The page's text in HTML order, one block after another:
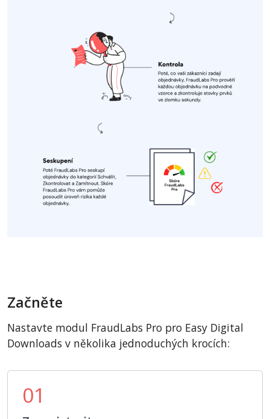
Začněte
Nastavte modul FraudLabs Pro pro Easy Digital
Downloads v několika jednoduchých krocích:
01